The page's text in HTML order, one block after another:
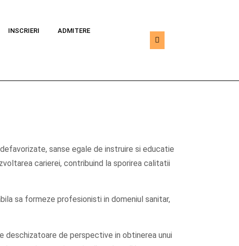
INSCRIERI ADMITERE
sanse egale de instruire si educatie
carierei, contribuind la sporirea calitatii
sa formeze profesionisti in domeniul sanitar,
deschizatoare de perspective in obtinerea unui